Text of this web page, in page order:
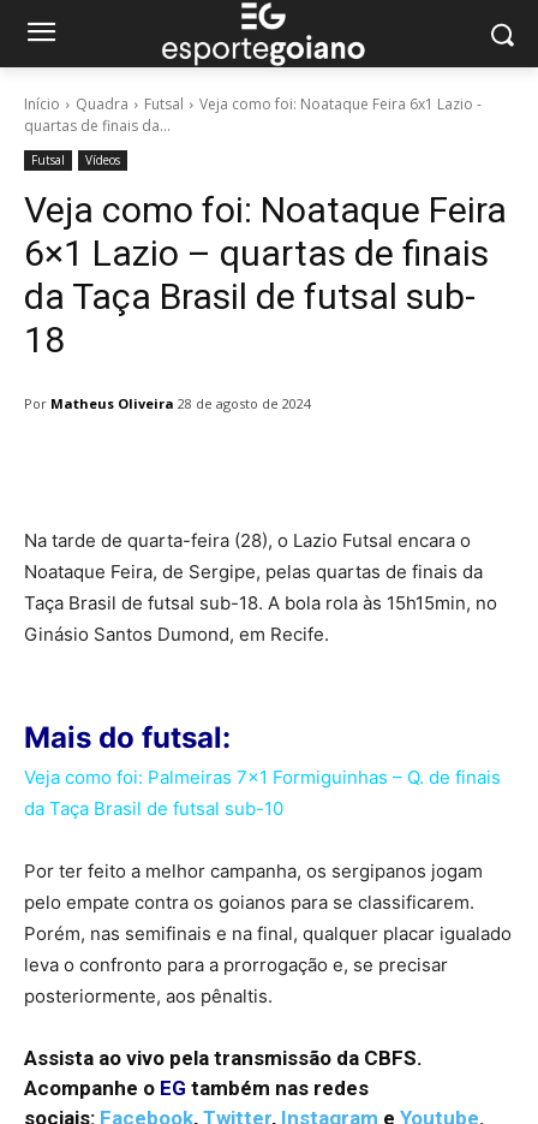
Início Quadra Futsal
Veja como foi: Noataque Feira 6x1 Lazio -
quartas de finais da...
Futsal Vídeos
Veja como foi: Noataque Feira
6×1 Lazio – quartas de finais
da Taça Brasil de futsal sub-
18
Por Matheus Oliveira 28 de agosto de 2024
Na tarde de quarta-feira (28), o Lazio Futsal encara o
Noataque Feira, de Sergipe, pelas quartas de finais da
Taça Brasil de futsal sub-18. A bola rola às 15h15min, no
Ginásio Santos Dumond, em Recife.
Mais do futsal:
Veja como foi: Palmeiras 7×1 Formiguinhas – Q. de finais
da Taça Brasil de futsal sub-10
Por ter feito a melhor campanha, os sergipanos jogam
pelo empate contra os goianos para se classificarem.
Porém, nas semifinais e na final, qualquer placar igualado
leva o confronto para a prorrogação e, se precisar
posteriormente, aos pênaltis.
Assista ao vivo pela transmissão da CBFS.
Acompanhe o EG também nas redes
sociais: Facebook, Twitter, Instagram e Youtube.